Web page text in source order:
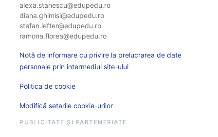
alexa.stanescu@edupedu.ro
diana.ghimisi@edupedu.ro
stefan.lefter@edupedu.ro
ramona.florea@edupedu.ro
Notă de informare cu privire la prelucrarea de date
personale prin intermediul site-ului
Politica de cookie
Modifică setarile cookie-urilor
PUBLICITATE ȘI PARTENERIATE